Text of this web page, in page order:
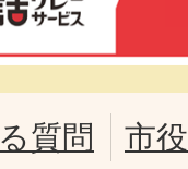
質問
市